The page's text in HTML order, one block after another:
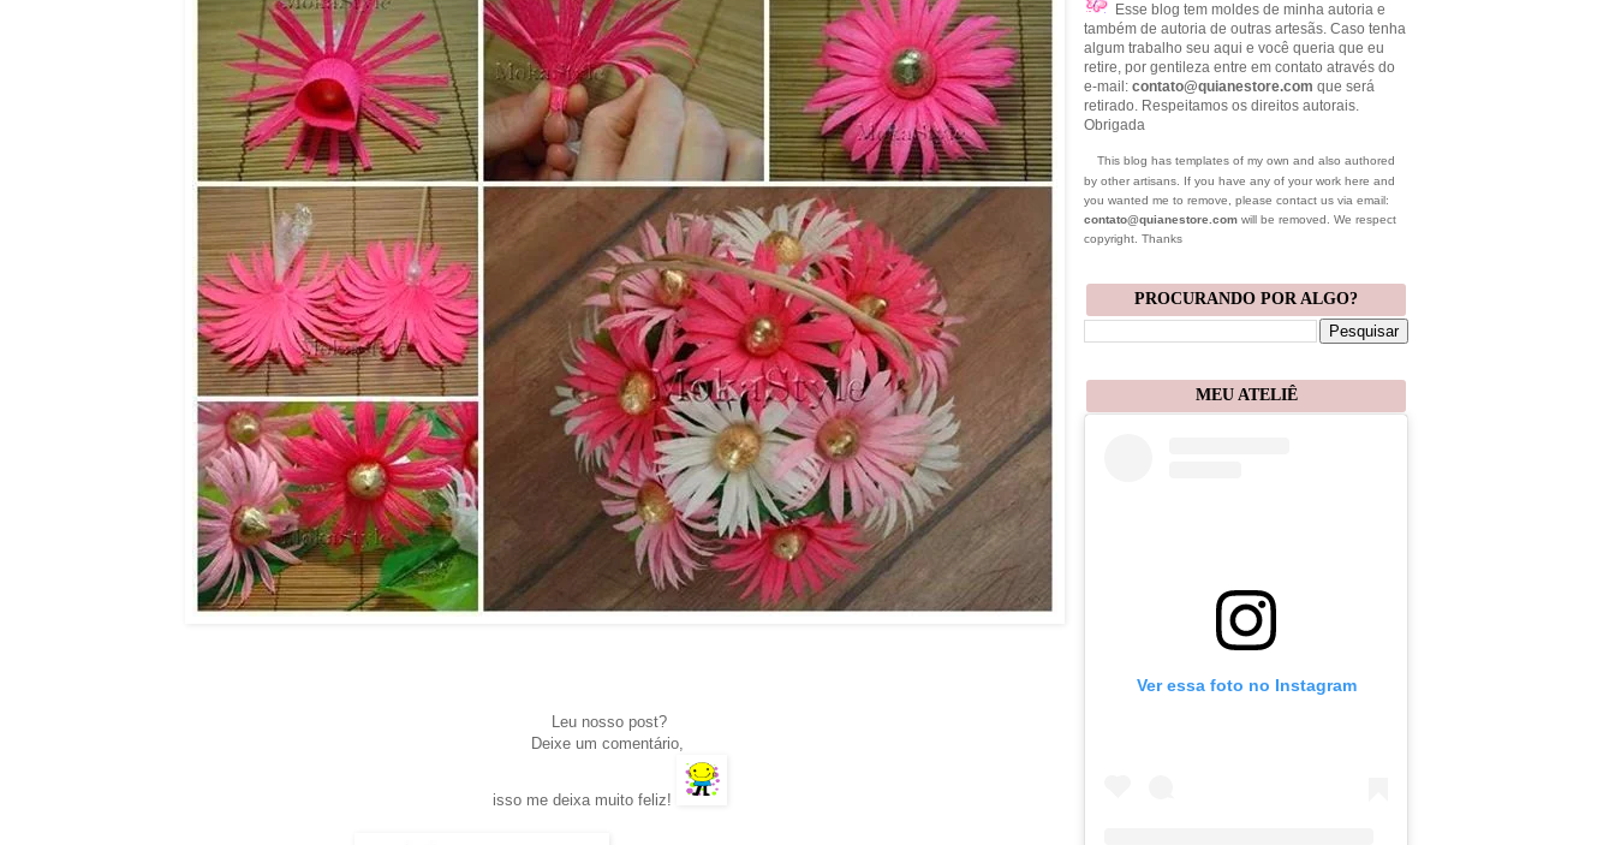
Leu nosso post?
Deixe um comentário,
isso me deixa muito feliz!
Esse blog tem moldes de minha autoria e
também de autoria de outras artesãs. Caso tenha
algum trabalho seu aqui e você queria que eu
retire, por gentileza entre em contato através do
e-mail: contato@quianestore.com que será
retirado. Respeitamos os direitos autorais.
Obrigada
This blog has templates of my own and also authored
by other artisans. If you have any of your work here and
you wanted me to remove, please contact us via email:
contato@quianestore.com will be removed. We respect
copyright. Thanks
PROCURANDO POR ALGO?
MEU ATELIÊ
Ver essa foto no Instagram